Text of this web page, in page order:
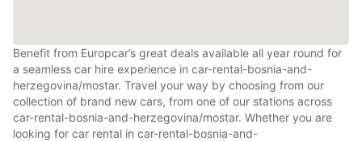
Benefit from Europcar’s great deals available all year round for
a seamless car hire experience in car-rental-bosnia-and-
herzegovina/mostar. Travel your way by choosing from our
collection of brand new cars, from one of our stations across
car-rental-bosnia-and-herzegovina/mostar. Whether you are
looking for car rental in car-rental-bosnia-and-